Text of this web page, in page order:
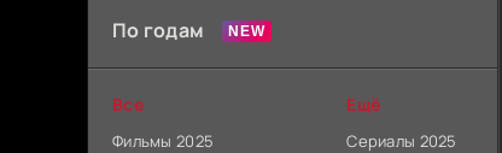
По годам
Все
Фильмы 2025
Ещё
Сериалы 2025